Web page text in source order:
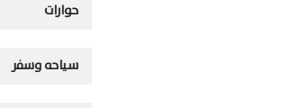
حوارات
سياحه وسفر